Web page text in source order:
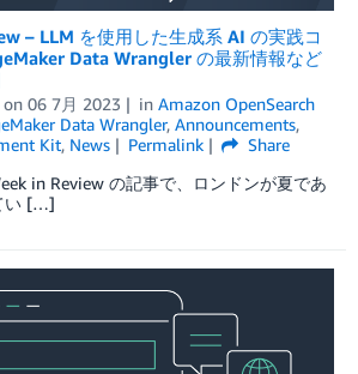
– LLM を使用した生成系 AI の実践コ
Data Wrangler の最新情報など
on 06 7月 2023 in Amazon OpenSearch
Data Wrangler, Announcements,
Kit, News Permalink
Share
in Review の記事で、ロンドンが夏であ
い […]